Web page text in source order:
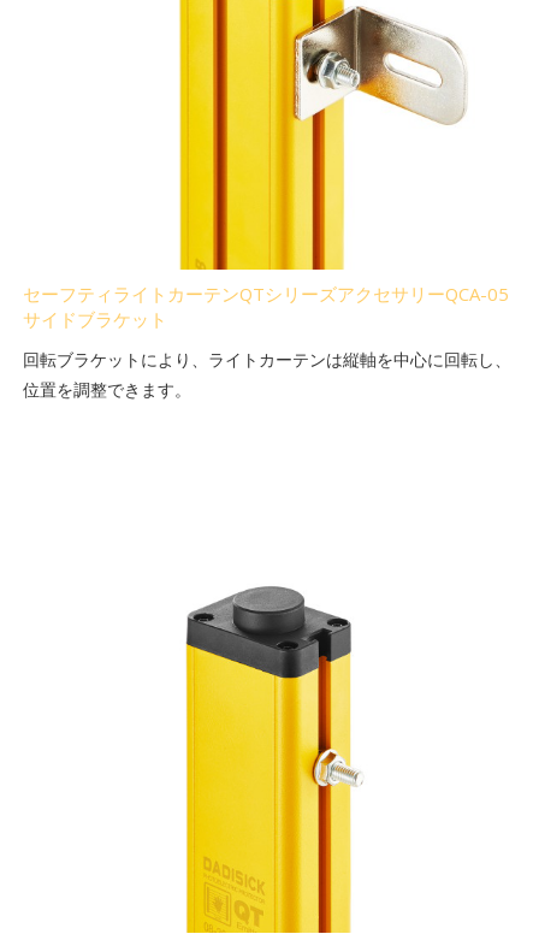
セーフティライトカーテンQTシリーズアクセサリーQCA-05
サイドブラケット
回転ブラケットにより、ライトカーテンは縦軸を中心に回転し、
位置を調整できます。